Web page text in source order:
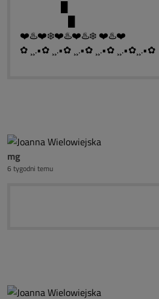
❤️♨️❤️❄️❤️♨️❤️♨️❄️ ❤️♨️❤️
✿ ¸¸.•✿ ¸¸.•✿ ¸¸.•✿ ¸¸.•✿ ¸¸.•✿¸¸.•✿
mg
6 tygodni temu